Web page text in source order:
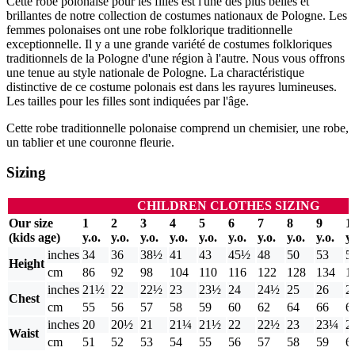
brillantes de notre collection de costumes nationaux de Pologne. Les
femmes polonaises ont une robe folklorique traditionnelle
exceptionnelle. Il y a une grande variété de costumes folkloriques
traditionnels de la Pologne d'une région à l'autre. Nous vous offrons
une tenue au style nationale de Pologne. La charactéristique
distinctive de ce costume polonais est dans les rayures lumineuses.
Les tailles pour les filles sont indiquées par l'âge.
Cette robe traditionnelle polonaise comprend un chemisier, une robe,
un tablier et une couronne fleurie.
Sizing
CHILDREN CLOTHES SIZING
Our size
(kids age)
1
y.o.
2
y.o.
3
y.o.
4
y.o.
5
y.o.
6
y.o.
7
y.o.
8
y.o.
9
y.o.
Height
inches 34 36 38½ 41 43 45½ 48 50 53
cm
86 92 98 104 110 116 122 128 134
Chest
inches 21½ 22 22½ 23 23½ 24 24½ 25 26
cm
55 56 57 58 59 60 62 64 66
Waist
inches 20 20½ 21 21¼ 21½ 22 22½ 23 23¼
cm
51 52 53 54 55 56 57 58 59